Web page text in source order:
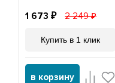
1 673 2 249
Купить в 1 клик
в корзину